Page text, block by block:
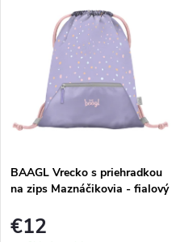
BAAGL Vrecko s priehradkou
na zips Maznáčikovia - fialový
€12